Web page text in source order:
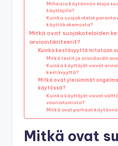
Millaisia käytännön etuja
käyttäjille?
Kuinka suojakotelot
käyttökokemusta?
Mitkä ovat suojakoteloiden
arviointikriteerit?
Kuinka kestävyyttä mitataan
Mitkä testit ja standardit
Kuinka käyttäjät voivat
kestävyyttä?
Mitkä ovat yleisimmät
käytössä?
Kuinka käyttäjät voivat
vaurioitumista?
Mitkä ovat parhaat
Mitkä ovat